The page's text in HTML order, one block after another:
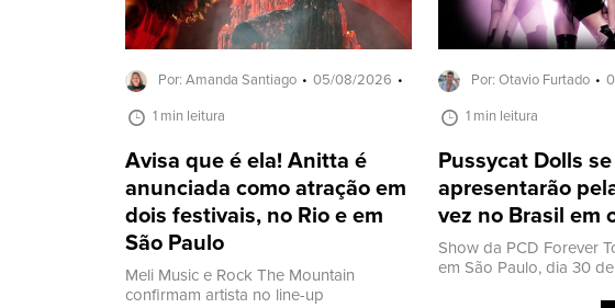
Por: Amanda Santiago 05/08/2026
1 min leitura
Avisa que é ela! Anitta é
anunciada como atração em
dois festivais, no Rio e em
São Paulo
Meli Music e Rock The Mountain
confirmam artista no line-up
Por: Otavio Furtado
1 min leitura
Pussycat Dolls se
apresentarão
vez no Brasil em
Show da PCD Forever
em São Paulo, dia 30